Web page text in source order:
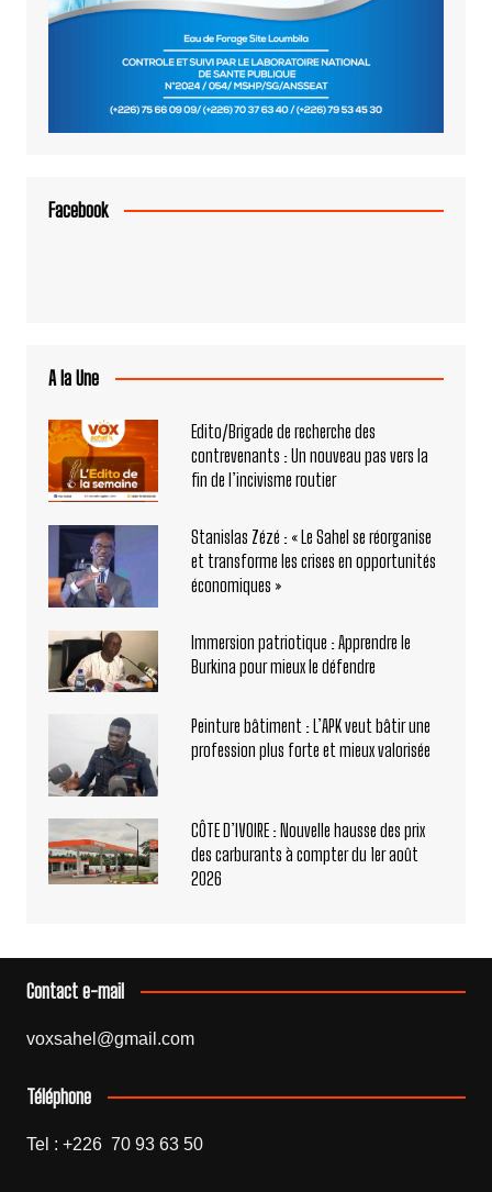
Facebook
A la Une
Edito/Brigade de recherche des
contrevenants : Un nouveau pas vers la
fin de l’incivisme routier
Stanislas Zézé : « Le Sahel se réorganise
et transforme les crises en opportunités
économiques »
Immersion patriotique : Apprendre le
Burkina pour mieux le défendre
Peinture bâtiment : L’APK veut bâtir une
profession plus forte et mieux valorisée
CÔTE D’IVOIRE : Nouvelle hausse des prix
des carburants à compter du 1er août
2026
Contact e-mail
voxsahel@gmail.com
Téléphone
Tel : +226 70 93 63 50